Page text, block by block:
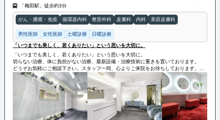
「梅田駅」徒歩約3分
がん・腫瘍・免疫 循環器内科 整形外科 皮膚科 内科 美容皮膚科
男性医師 女性医師 土曜診療 日曜診療
「いつまでも美しく、若くありたい」という思いを大切に。
「いつまでも美しく、若くありたい」という思いを大切に。
切らない治療、体に負担がない治療、最新設備・治療技術に重きを置いております。
どうぞお気軽にご相談下さい。スタッフ一同、心よりご来院をお待ちしております。